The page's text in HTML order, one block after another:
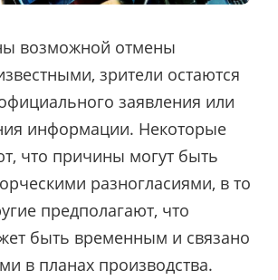
возможной отмены
зрители остаются
заявления или
информации. Некоторые
что причины могут быть
разногласиями, в то
предполагают, что
быть временным и связано
в планах производства.